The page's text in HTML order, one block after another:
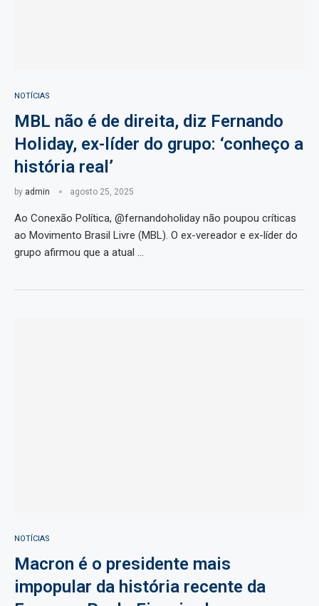
NOTÍCIAS
MBL não é de direita, diz Fernando
Holiday, ex-líder do grupo: ‘conheço a
história real’
by admin agosto 25, 2025
Ao Conexão Política, @fernandoholiday não poupou críticas
ao Movimento Brasil Livre (MBL). O ex-vereador e ex-líder do
grupo afirmou que a atual …
NOTÍCIAS
Macron é o presidente mais
impopular da história recente da